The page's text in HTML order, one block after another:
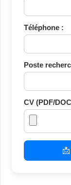
Téléphone :
Poste
CV (PDF/